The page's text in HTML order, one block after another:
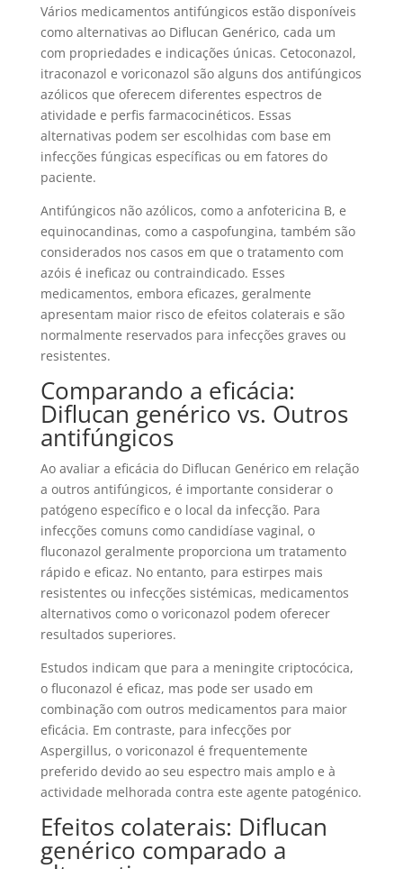
Vários medicamentos antifúngicos estão disponíveis
como alternativas ao Diflucan Genérico, cada um
com propriedades e indicações únicas. Cetoconazol,
itraconazol e voriconazol são alguns dos antifúngicos
azólicos que oferecem diferentes espectros de
atividade e perfis farmacocinéticos. Essas
alternativas podem ser escolhidas com base em
infecções fúngicas específicas ou em fatores do
paciente.
Antifúngicos não azólicos, como a anfotericina B, e
equinocandinas, como a caspofungina, também são
considerados nos casos em que o tratamento com
azóis é ineficaz ou contraindicado. Esses
medicamentos, embora eficazes, geralmente
apresentam maior risco de efeitos colaterais e são
normalmente reservados para infecções graves ou
resistentes.
Comparando a eficácia:
Diflucan genérico vs. Outros
antifúngicos
Ao avaliar a eficácia do Diflucan Genérico em relação
a outros antifúngicos, é importante considerar o
patógeno específico e o local da infecção. Para
infecções comuns como candidíase vaginal, o
fluconazol geralmente proporciona um tratamento
rápido e eficaz. No entanto, para estirpes mais
resistentes ou infecções sistémicas, medicamentos
alternativos como o voriconazol podem oferecer
resultados superiores.
Estudos indicam que para a meningite criptocócica,
o fluconazol é eficaz, mas pode ser usado em
combinação com outros medicamentos para maior
eficácia. Em contraste, para infecções por
Aspergillus, o voriconazol é frequentemente
preferido devido ao seu espectro mais amplo e à
actividade melhorada contra este agente patogénico.
Efeitos colaterais: Diflucan
genérico comparado a